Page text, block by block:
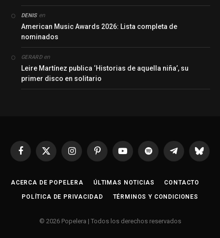
DENISen
American Music Awards 2026: Lista completa de
nominados
GERARDen
Leire Martínez publica ‘Historias de aquella niña’, su
primer disco en solitario
Facebook
X
InstagramPinterestYouTubeSpotify Telegrama
ACERCA DE POPELERA ÚLTIMAS NOTICIAS CONTACTO
POLÍTICA DE PRIVACIDAD TÉRMINOS Y CONDICIONES
© 2026 Popelera | Todos los derechos reservados